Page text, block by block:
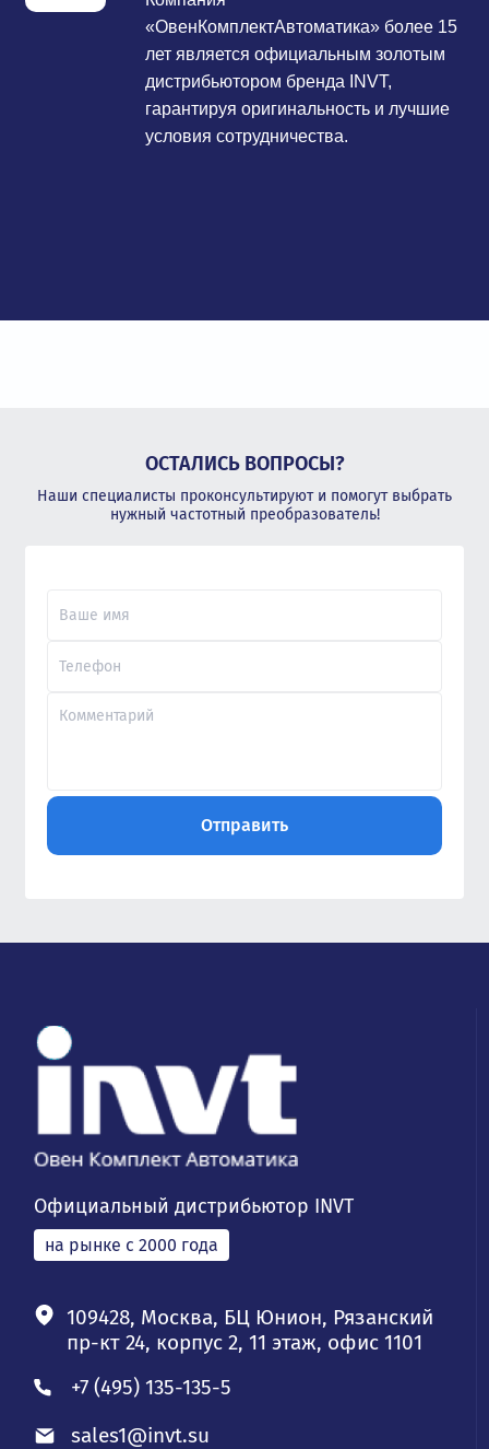
«ОвенКомплектАвтоматика» более 15
лет является официальным золотым
дистрибьютором бренда INVT,
гарантируя оригинальность и лучшие
условия сотрудничества.
ОСТАЛИСЬ ВОПРОСЫ?
Наши специалисты проконсультируют и помогут выбрать
нужный частотный преобразователь!
Официальный дистрибьютор INVT
на рынке с 2000 года
109428, Москва, БЦ Юнион, Рязанский
пр-кт 24, корпус 2, 11 этаж, офис 1101
+7 (495) 135-135-5
sales1@invt.su